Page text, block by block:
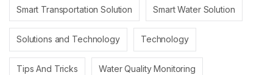
Smart Transportation Solution Smart Water Solution
Solutions and Technology Technology
Tips And Tricks Water Quality Monitoring